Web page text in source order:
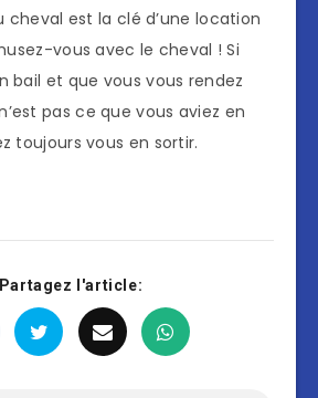
cheval est la clé d’une location
vous avec le cheval ! Si
bail et que vous vous rendez
pas ce que vous aviez en
toujours vous en sortir.
Partagez l'article: